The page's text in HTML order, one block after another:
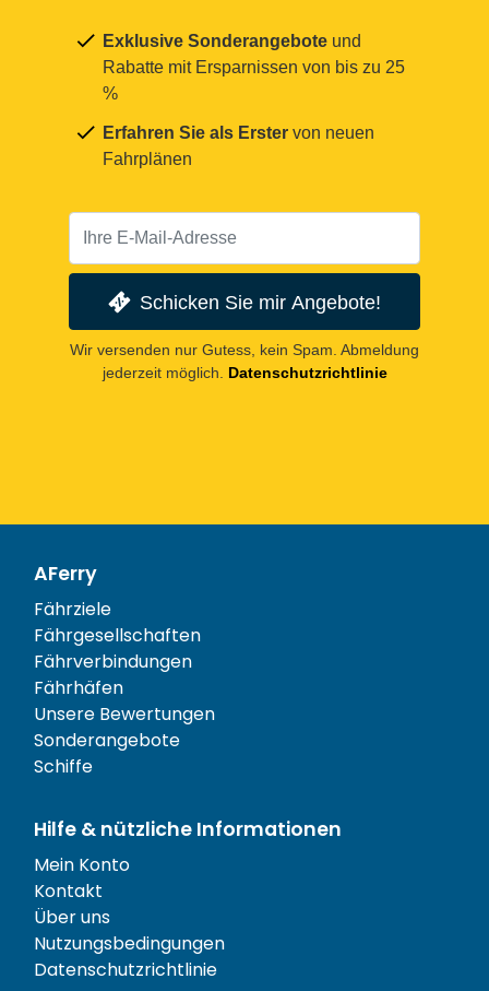
Exklusive Sonderangebote und
Rabatte mit Ersparnissen von bis zu 25
%
Erfahren Sie als Erster von neuen
Fahrplänen
Schicken Sie mir Angebote!
Wir versenden nur Gutess, kein Spam. Abmeldung
jederzeit möglich.
Datenschutzrichtlinie
AFerry
Fährziele
Fährgesellschaften
Fährverbindungen
Fährhäfen
Unsere Bewertungen
Sonderangebote
Schiffe
Hilfe & nützliche Informationen
Mein Konto
Kontakt
Über uns
Nutzungsbedingungen
Datenschutzrichtlinie